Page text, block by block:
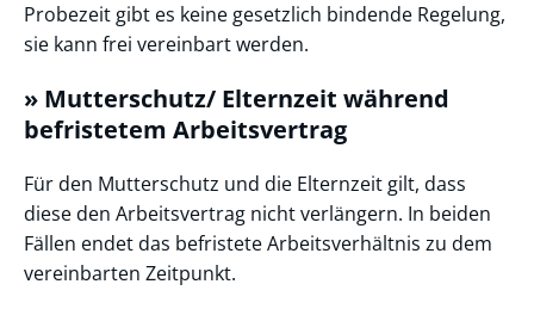
Probezeit gibt es keine gesetzlich bindende Regelung,
sie kann frei vereinbart werden.
» Mutterschutz/ Elternzeit während
befristetem Arbeitsvertrag
Für den Mutterschutz und die Elternzeit gilt, dass
diese den Arbeitsvertrag nicht verlängern. In beiden
Fällen endet das befristete Arbeitsverhältnis zu dem
vereinbarten Zeitpunkt.